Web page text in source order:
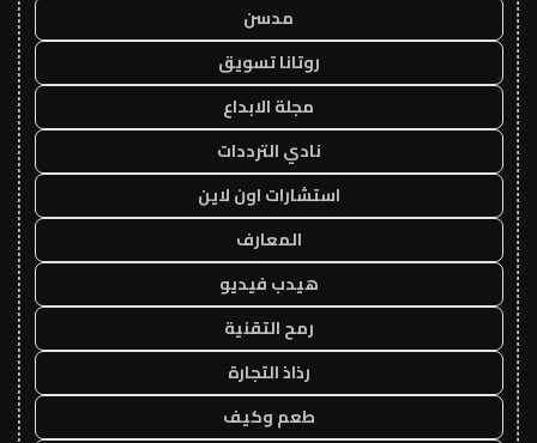
مدسن
روتانا تسويق
مجلة الابداع
نادي الترددات
استشارات اون لاين
المعارف
هيدب فيديو
رمح التقنية
رذاذ التجارة
طعم وكيف